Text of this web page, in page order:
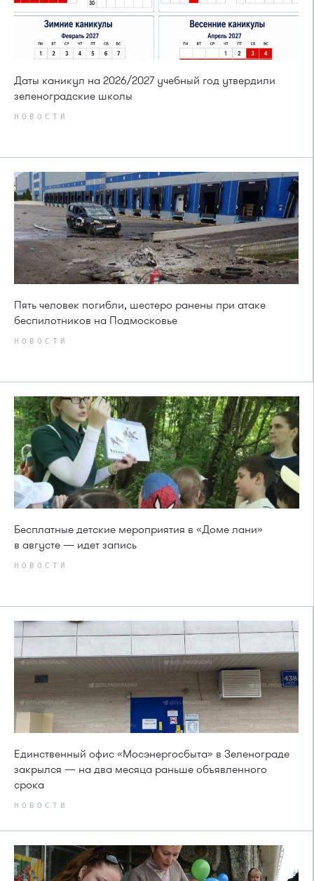
Даты каникул на 2026/2027 учебный год утвердили
зеленоградские школы
НОВОСТИ
Пять человек погибли, шестеро ранены при атаке
беспилотников на Подмосковье
НОВОСТИ
Бесплатные детские мероприятия в «Доме лани»
в августе — идет запись
НОВОСТИ
Единственный офис «Мосэнергосбыта» в Зеленограде
закрылся — на два месяца раньше объявленного
срока
НОВОСТИ